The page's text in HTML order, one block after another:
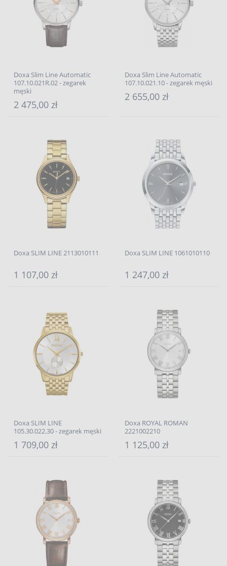
Doxa Slim Line Automatic
107.10.021R.02 - zegarek
męski
2 475,00 zł
Doxa Slim Line Automatic
107.10.021.10 - zegarek męski
2 655,00 zł
Doxa SLIM LINE 2113010111
1 107,00 zł
Doxa SLIM LINE 1061010110
1 247,00 zł
Doxa SLIM LINE
105.30.022.30 - zegarek męski
1 709,00 zł
Doxa ROYAL ROMAN
2221002210
1 125,00 zł